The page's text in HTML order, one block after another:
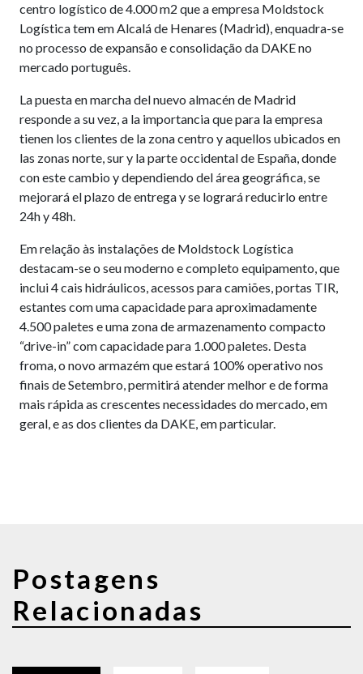
centro logístico de 4.000 m2 que a empresa Moldstock
Logística tem em Alcalá de Henares (Madrid), enquadra-se
no processo de expansão e consolidação da DAKE no
mercado português.
La puesta en marcha del nuevo almacén de Madrid
responde a su vez, a la importancia que para la empresa
tienen los clientes de la zona centro y aquellos ubicados en
las zonas norte, sur y la parte occidental de España, donde
con este cambio y dependiendo del área geográfica, se
mejorará el plazo de entrega y se logrará reducirlo entre
24h y 48h.
Em relação às instalações de Moldstock Logística
destacam-se o seu moderno e completo equipamento, que
inclui 4 cais hidráulicos, acessos para camiões, portas TIR,
estantes com uma capacidade para aproximadamente
4.500 paletes e uma zona de armazenamento compacto
“drive-in” com capacidade para 1.000 paletes. Desta
froma, o novo armazém que estará 100% operativo nos
finais de Setembro, permitirá atender melhor e de forma
mais rápida as crescentes necessidades do mercado, em
geral, e as dos clientes da DAKE, em particular.
Postagens
Relacionadas